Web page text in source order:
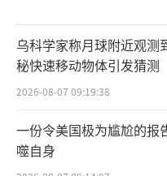
运气好的话
还能远远地看看
什么电磁弹射
乌科学家称月球附近观测
秘快速移动物体引发猜测
2026-08-07 09:19:38
一份令美国极为尴尬的报
噬自身